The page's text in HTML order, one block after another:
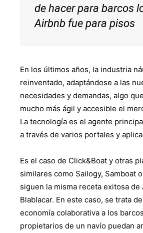
de hacer para barcos
Airbnb fue para pisos
En los últimos años, la industria
reinventado, adaptándose a las
necesidades y demandas, algo
mucho más ágil y accesible el
La tecnología es el agente
a través de varios portales y
Es el caso de Click&Boat y otras
similares como Sailogy, Samboat
siguen la misma receta exitosa de
Blablacar. En este caso, se trata
economía colaborativa a los
propietarios de un navío puedan